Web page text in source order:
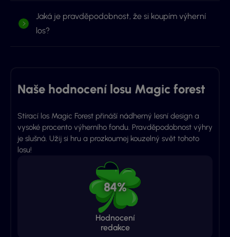
Jaká je pravděpodobnost, že si koupím výherní
los?
Naše hodnocení losu Magic forest
Stírací los Magic Forest přináší nádherný lesní design a
vysoké procento výherního fondu. Pravděpodobnost výhry
je slušná. Užij si hru a prozkoumej kouzelný svět tohoto
losu!
84%
Hodnocení
redakce